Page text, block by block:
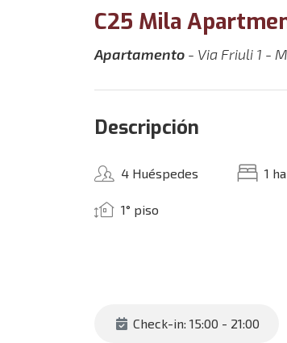
C25 Mila
Apartamento - Via Friuli 1 -
Descripción
4 Huéspedes 1
1° piso
Check-in: 15:00 - 21:00